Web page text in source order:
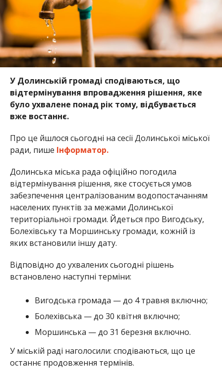
У Долинській громаді сподіваються, що
відтермінування впровадження рішення, яке
було ухвалене понад рік тому, відбувається
вже востаннє.
Про це йшлося сьогодні на сесії Долинської міської
ради, пише Інформатор.
Долинська міська рада офіційно погодила
відтермінування рішення, яке стосується умов
забезпечення централізованим водопостачанням
населених пунктів за межами Долинської
територіальної громади. Йдеться про Вигодську,
Болехівську та Моршинську громади, кожній із
яких встановили іншу дату.
Відповідно до ухвалених сьогодні рішень
встановлено наступні терміни:
Вигодська громада — до 4 травня включно;
Болехівська — до 30 квітня включно;
Моршинська — до 31 березня включно.
У міській раді наголосили: сподіваються, що це
останнє продовження термінів.